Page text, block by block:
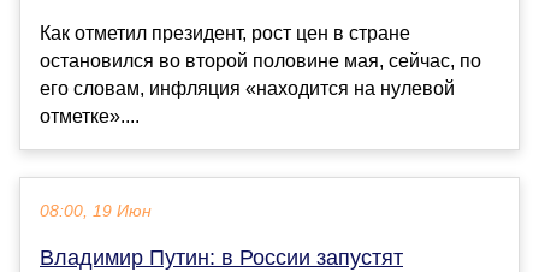
Как отметил президент, рост цен в стране
остановился во второй половине мая, сейчас, по
его словам, инфляция «находится на нулевой
отметке»....
08:00, 19 Июн
Владимир Путин: в России запустят